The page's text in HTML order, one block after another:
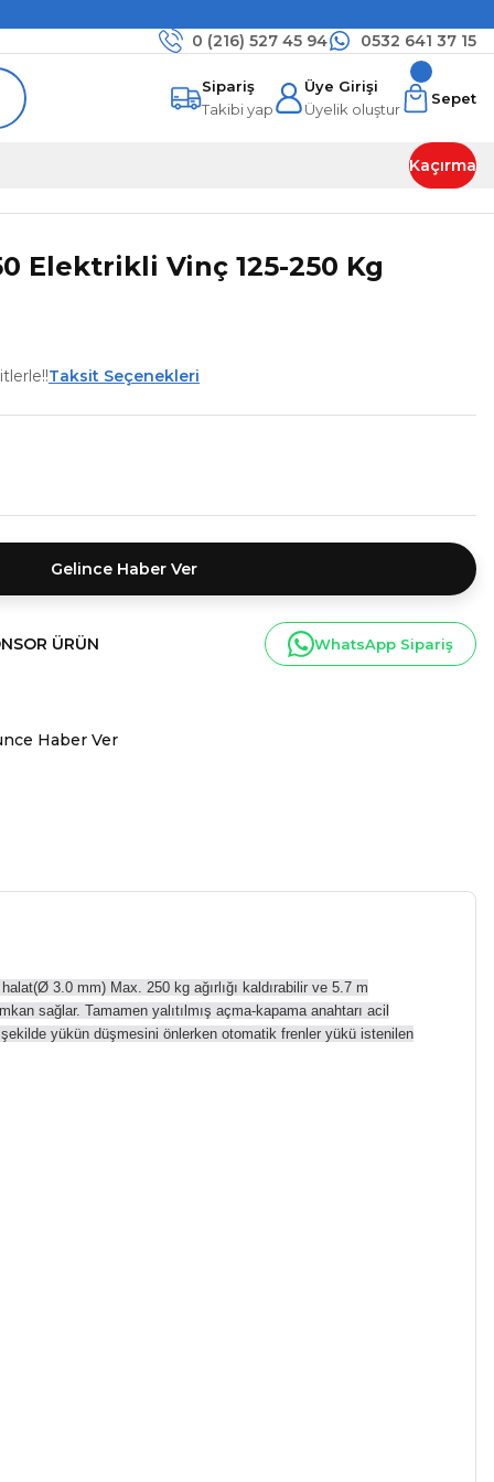
0 (216) 527 45 94 0532 641 37 15
Sipariş
Takibi yap
Üye Girişi
Üyelik oluştur
Sepet
Kaçırma
Elektrikli Vinç 125-250 Kg
Taksit Seçenekleri
Gelince Haber Ver
ÜRÜN WhatsApp Sipariş
Haber Ver
3.0 mm) Max. 250 kg ağırlığı kaldırabilir ve 5.7 m
sağlar. Tamamen yalıtılmış açma-kapama anahtarı acil
yükün düşmesini önlerken otomatik frenler yükü istenilen